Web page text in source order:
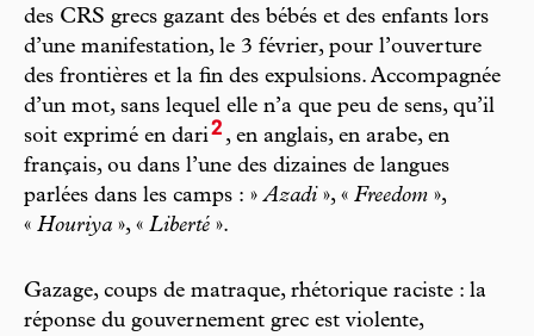
des CRS grecs gazant des bébés et des enfants lors
d’une manifestation, le 3 février, pour l’ouverture
des frontières et la fin des expulsions. Accompagnée
d’un mot, sans lequel elle n’a que peu de sens, qu’il
soit exprimé en dari2 , en anglais, en arabe, en
français, ou dans l’une des dizaines de langues
parlées dans les camps : »Azadi », « Freedom »,
« Houriya », « Liberté ».
Gazage, coups de matraque, rhétorique raciste : la
réponse du gouvernement grec est violente,